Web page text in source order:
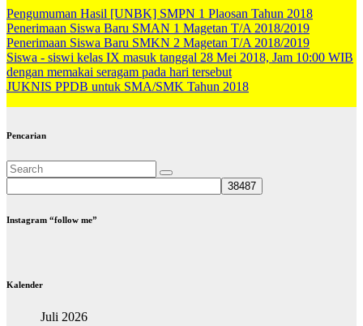
Pengumuman Hasil [UNBK] SMPN 1 Plaosan Tahun 2018
Penerimaan Siswa Baru SMAN 1 Magetan T/A 2018/2019
Penerimaan Siswa Baru SMKN 2 Magetan T/A 2018/2019
Siswa - siswi kelas IX masuk tanggal 28 Mei 2018, Jam 10:00 WIB
dengan memakai seragam pada hari tersebut
JUKNIS PPDB untuk SMA/SMK Tahun 2018
Pencarian
Instagram “follow me”
Kalender
Juli 2026